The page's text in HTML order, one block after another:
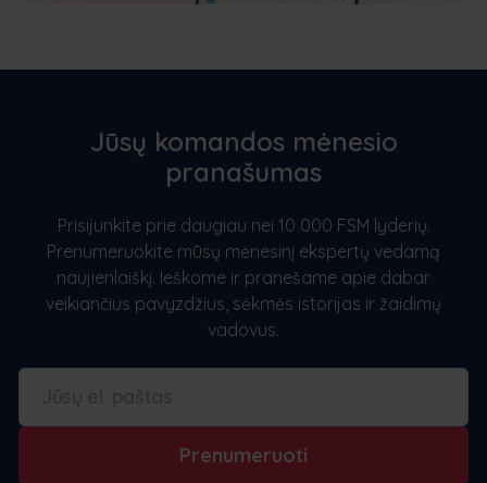
Jūsų komandos mėnesio
pranašumas
Prisijunkite prie daugiau nei 10 000 FSM lyderių.
Prenumeruokite mūsų mėnesinį ekspertų vedamą
naujienlaiškį. Ieškome ir pranešame apie dabar
veikiančius pavyzdžius, sėkmės istorijas ir žaidimų
vadovus.
Prenumeruoti